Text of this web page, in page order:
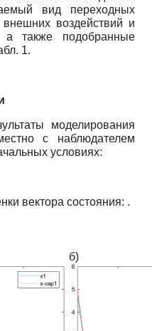
вид переходных
воздействий и
а также подобранные
1.
моделирования
с наблюдателем
условиях:
вектора состояния: .
б)